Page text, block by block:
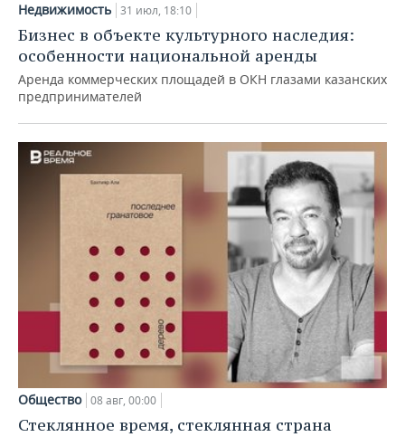
Недвижимость 31 июл, 18:10
Бизнес в объекте культурного наследия:
особенности национальной аренды
Аренда коммерческих площадей в ОКН глазами казанских
предпринимателей
Общество 08 авг, 00:00
Стеклянное время, стеклянная страна